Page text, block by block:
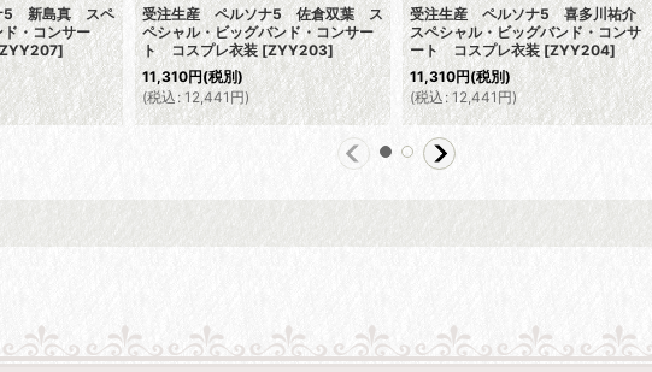
5 新島真 スペ
・コンサー
ZYY207]
受注生産 ペルソナ5 佐倉双葉 ス
ペシャル・ビッグバンド・コンサー
ト コスプレ衣装 [ZYY203]
11,310円(税別)
(税込 : 12,441円)
受注生産 ペルソナ5 喜多川祐介
スペシャル・ビッグバンド・コンサ
ート コスプレ衣装 [ZYY204]
11,310円(税別)
(税込 : 12,441円)